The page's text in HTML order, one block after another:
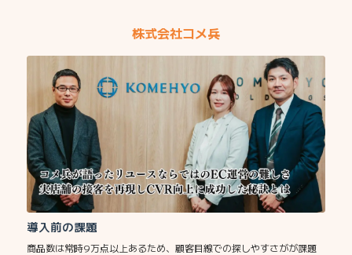
株式会社コメ兵
導入前の課題
商品数は常時9万点以上あるため、顧客目線での探しやすさがが課題